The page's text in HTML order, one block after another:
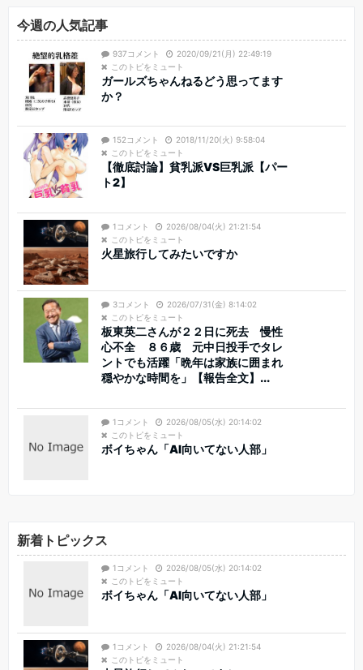
今週の人気記事
937コメント
2020/09/21(月) 22:49:19
このトピをミュート
ガールズちゃんねるどう思ってます
か？
152コメント
2018/11/20(火) 9:58:04
このトピをミュート
【徹底討論】貧乳派VS巨乳派【パー
ト2】
1コメント
2026/08/04(火) 21:21:54
このトピをミュート
火星旅行してみたいですか
3コメント
2026/07/31(金) 8:14:02
このトピをミュート
板東英二さんが２２日に死去 慢性
心不全 ８６歳 元中日投手でタレ
ントでも活躍「晩年は家族に囲まれ
穏やかな時間を」【報告全文】...
1コメント
2026/08/05(水) 20:14:02
このトピをミュート
ボイちゃん「AI向いてない人部」
新着トピックス
1コメント
2026/08/05(水) 20:14:02
このトピをミュート
ボイちゃん「AI向いてない人部」
1コメント
2026/08/04(火) 21:21:54
このトピをミュート